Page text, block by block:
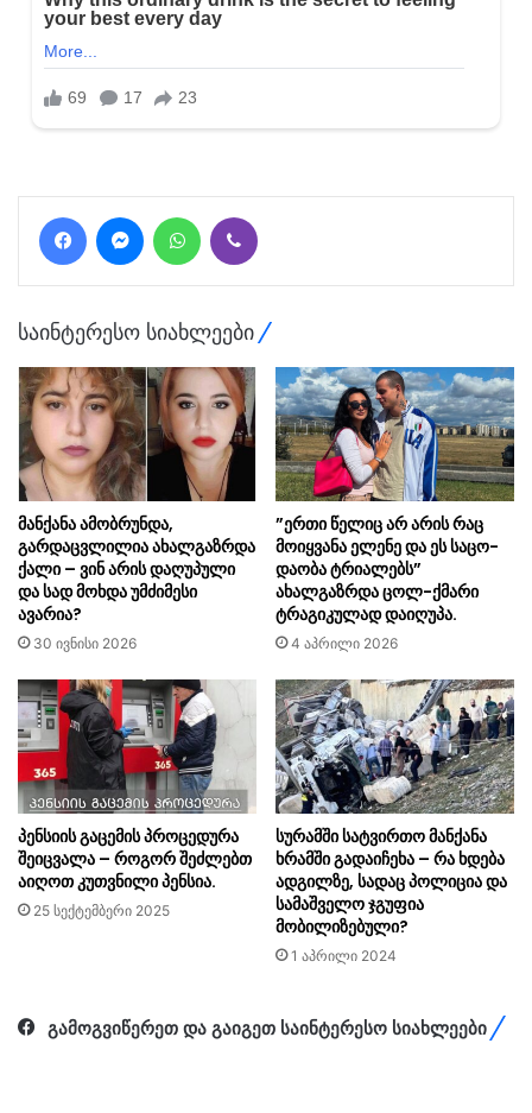
FacebookMessengerWhatsApp
საინტერესო სიახლეები
მანქანა ამობრუნდა,
გარდაცვლილია ახალგაზრდა
ქალი – ვინ არის დაღუპული
და სად მოხდა უმძიმესი
ავარია?
30 ივნისი 2026
”ერთი წე­ლიც არ არის რაც
მო­იყ­ვა­ნა ელე­ნე და ეს სა­ცო­
და­ო­ბა ტრი­ა­ლებს”
ახალგაზრდა ცოლ-ქმარი
ტრაგიკულად დაიღუპა.
4 აპრილი 2026
პენსიის გაცემის პროცედურა
შეიცვალა – როგორ შეძლებთ
აიღოთ კუთვნილი პენსია.
25 სექტემბერი 2025
სურამში სატვირთო მანქანა
ხრამში გადაიჩეხა – რა ხდება
ადგილზე, სადაც პოლიცია და
სამაშველო ჯგუფია
მობილიზებული?
1 აპრილი 2024
გამოგვიწერეთ და გაიგეთ საინტერესო სიახლეები